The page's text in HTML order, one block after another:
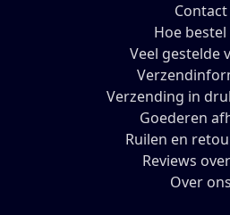
Contact
Hoe bestel
Veel gestelde
Verzending in
Goederen
Ruilen en
Reviews
Over ons